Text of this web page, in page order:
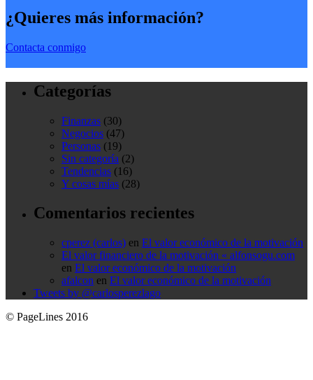
¿Quieres más información?
Contacta conmigo
Categorías
Finanzas (30)
Negocios (47)
Personas (19)
Sin categoría (2)
Tendencias (16)
Y cosas mías (28)
Comentarios recientes
cperez (carlos) en El valor económico de la motivación
El valor financiero de la motivación « alfonsogu.com
en El valor económico de la motivación
afalcon en El valor económico de la motivación
Tweets by @carlosperezlago
© PageLines 2016